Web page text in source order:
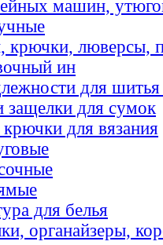
машин,
крючки, люверсы,
ин
для шитья
защелки для сумок
для вязания
для белья
органайзеры,